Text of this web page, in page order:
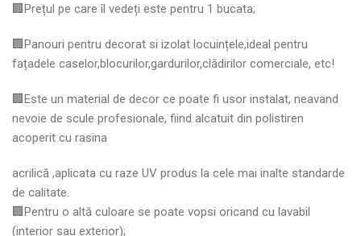
🏢Prețul pe care îl vedeți este pentru 1 bucata;
🏢Panouri pentru decorat si izolat locuințele,ideal pentru
fațadele caselor,blocurilor,gardurilor,clădirilor comerciale, etc!
🏢Este un material de decor ce poate fi usor instalat, neavand
nevoie de scule profesionale, fiind alcatuit din polistiren
acoperit cu rasina
acrilică ,aplicata cu raze UV produs la cele mai inalte standarde
de calitate.
🏢Pentru o altă culoare se poate vopsi oricand cu lavabil
(interior sau exterior);